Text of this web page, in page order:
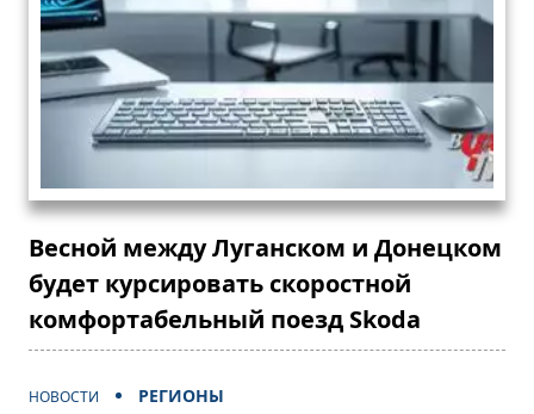
Весной между Луганском и Донецком
будет курсировать скоростной
комфортабельный поезд Skoda
НОВОСТИ РЕГИОНЫ